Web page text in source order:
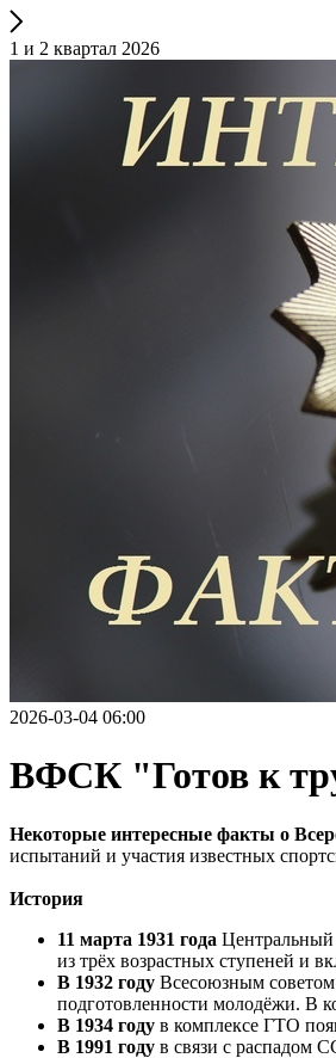
1 и 2 квартал 2026
2026-03-04 06:00
ВФСК "Готов к
Некоторые интересные факты о
испытаний и участия известных
История
11 марта 1931 года Центральный
из трёх возрастных ступеней и
В 1932 году Всесоюзным
подготовленности молодёжи. В
В 1934 году в комплексе ГТО
В 1991 году в связи с распадом